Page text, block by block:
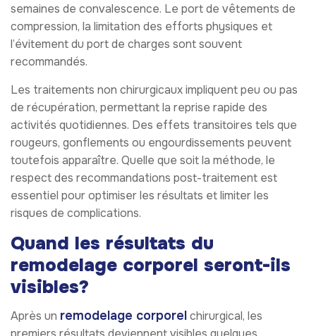
semaines de convalescence. Le port de vêtements de
compression, la limitation des efforts physiques et
l’évitement du port de charges sont souvent
recommandés.
Les traitements non chirurgicaux impliquent peu ou pas
de récupération, permettant la reprise rapide des
activités quotidiennes. Des effets transitoires tels que
rougeurs, gonflements ou engourdissements peuvent
toutefois apparaître. Quelle que soit la méthode, le
respect des recommandations post-traitement est
essentiel pour optimiser les résultats et limiter les
risques de complications.
Quand les résultats du
remodelage corporel seront-ils
visibles?
Après un remodelage corporelchirurgical, les